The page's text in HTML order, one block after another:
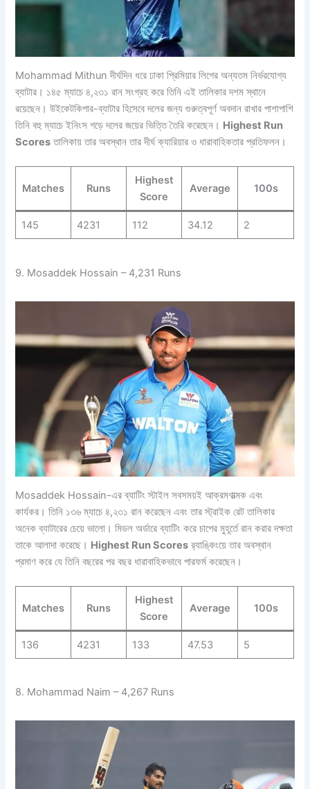
Mohammad Mithun দীর্ঘদিন ধরে ঢাকা প্রিমিয়ার লিগের অন্যতম নির্ভরযোগ্য
ব্যাটার। ১৪৫ ম্যাচে ৪,২৩১ রান সংগ্রহ করে তিনি এই তালিকার দশম স্থানে
রয়েছেন। উইকেটকিপার-ব্যাটার হিসেবে দলের জন্য গুরুত্বপূর্ণ অবদান রাখার পাশাপাশি
তিনি বহু ম্যাচে ইনিংস গড়ে দলের জয়ের ভিত্তি তৈরি করেছেন। Highest Run
Scoresতালিকায় তার অবস্থান তার দীর্ঘ ক্যারিয়ার ও ধারাবাহিকতার প্রতিফলন।
Matches Runs
Highest
Score
Average 100s
145 4231 112 34.12 2
9. Mosaddek Hossain – 4,231 Runs
Mosaddek Hossain-এর ব্যাটিং স্টাইল সবসময়ই আক্রমণাত্মক এবং
কার্যকর। তিনি ১৩৬ ম্যাচে ৪,২৩১ রান করেছেন এবং তার স্ট্রাইক রেট তালিকার
অনেক ব্যাটারের চেয়ে ভালো। মিডল অর্ডারে ব্যাটিং করে চাপের মুহূর্তে রান করার দক্ষতা
তাকে আলাদা করেছে। Highest Run Scores র‍্যাঙ্কিংয়ে তার অবস্থান
প্রমাণ করে যে তিনি বছরের পর বছর ধারাবাহিকভাবে পারফর্ম করেছেন।
Matches Runs
Highest
Score
Average 100s
136 4231 133 47.53 5
8. Mohammad Naim – 4,267 Runs